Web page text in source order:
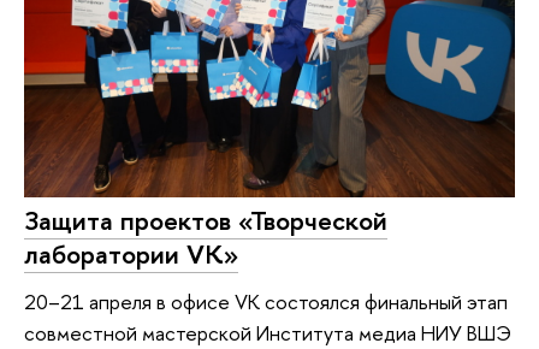
Защита проектов «Творческой
лаборатории VK»
20–21 апреля в офисе VK состоялся финальный этап
совместной мастерской Института медиа НИУ ВШЭ